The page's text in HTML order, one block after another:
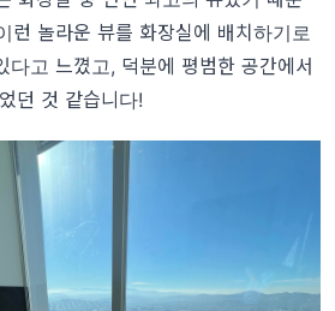
런 놀라운 뷰를 화장실에 배치하기로
다고 느꼈고, 덕분에 평범한 공간에서
던 것 같습니다!